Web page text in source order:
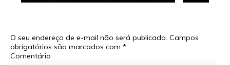
O seu endereço de e-mail não será publicado. Campos
obrigatórios são marcados com *
Comentário